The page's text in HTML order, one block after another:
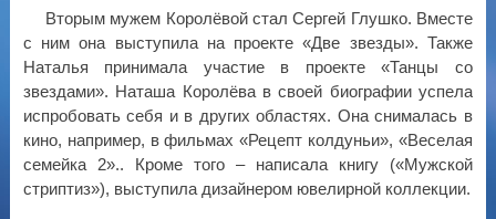
Вторым мужем Королёвой стал Сергей Глушко. Вместе
с ним она выступила на проекте «Две звезды». Также
Наталья принимала участие в проекте «Танцы со
звездами». Наташа Королёва в своей биографии успела
испробовать себя и в других областях. Она снималась в
кино, например, в фильмах «Рецепт колдуньи», «Веселая
семейка 2».. Кроме того – написала книгу («Мужской
стриптиз»), выступила дизайнером ювелирной коллекции.